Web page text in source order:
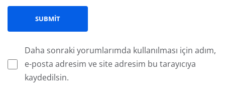
Daha sonraki yorumlarımda kullanılması için adım,
e-posta adresim ve site adresim bu tarayıcıya
kaydedilsin.